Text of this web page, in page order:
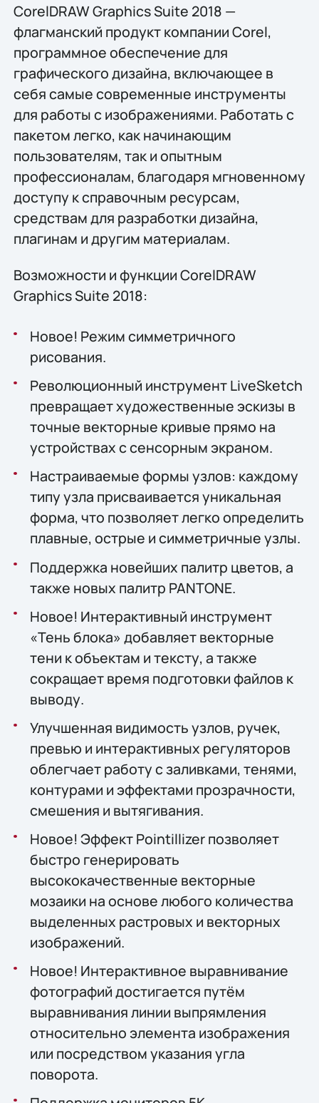
CorelDRAW Graphics Suite 2018 —
флагманский продукт компании Corel,
программное обеспечение для
графического дизайна, включающее в
себя самые современные инструменты
для работы с изображениями. Работать с
пакетом легко, как начинающим
пользователям, так и опытным
профессионалам, благодаря мгновенному
доступу к справочным ресурсам,
средствам для разработки дизайна,
плагинам и другим материалам.
Возможности и функции CorelDRAW
Graphics Suite 2018:
Новое! Режим симметричного
рисования.
Революционный инструмент LiveSketch
превращает художественные эскизы в
точные векторные кривые прямо на
устройствах с сенсорным экраном.
Настраиваемые формы узлов: каждому
типу узла присваивается уникальная
форма, что позволяет легко определить
плавные, острые и симметричные узлы.
Поддержка новейших палитр цветов, а
также новых палитр PANTONE.
Новое! Интерактивный инструмент
«Тень блока» добавляет векторные
тени к объектам и тексту, а также
сокращает время подготовки файлов к
выводу.
Улучшенная видимость узлов, ручек,
превью и интерактивных регуляторов
облегчает работу с заливками, тенями,
контурами и эффектами прозрачности,
смешения и вытягивания.
Новое! Эффект Pointillizer позволяет
быстро генерировать
высококачественные векторные
мозаики на основе любого количества
выделенных растровых и векторных
изображений.
Новое! Интерактивное выравнивание
фотографий достигается путём
выравнивания линии выпрямления
относительно элемента изображения
или посредством указания угла
поворота.